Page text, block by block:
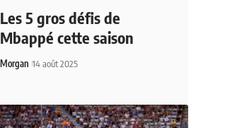
Les 5 gros défis de
Mbappé cette saison
Morgan 14 août 2025